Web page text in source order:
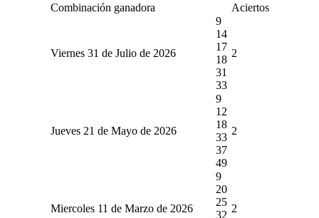
Combinación ganadora Aciertos
Viernes 31 de Julio de 2026
9
14
17
18
31
33
2
Jueves 21 de Mayo de 2026
9
12
18
33
37
49
2
Miercoles 11 de Marzo de 2026
9
20
25
32
2